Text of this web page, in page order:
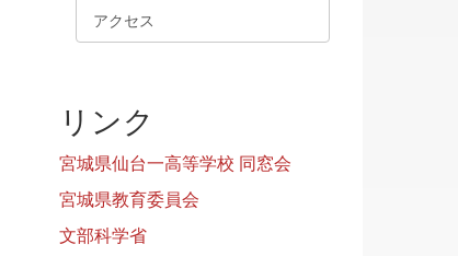
アクセス
リンク
宮城県仙台一高等学校 同窓会
宮城県教育委員会
文部科学省